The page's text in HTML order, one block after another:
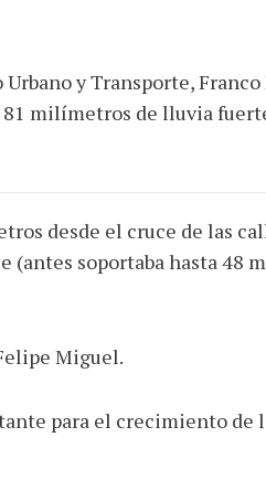
y Transporte,
milímetros de lluvia
desde el cruce de las
(antes soportaba hasta
Miguel.
para el crecimiento de